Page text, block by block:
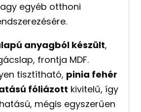
egyéb otthoni
anyagból készült,
frontja MDF.
tisztítható, pinia fehér
fóliázott kivitelű, így
mégis egyszerűen